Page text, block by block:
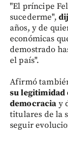
"El príncipe
sucederme",
años, y de
económicas
demostrado
el país".
Afirmó
su legitimidad
democracia y
titulares de la
seguir